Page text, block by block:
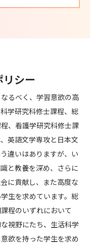
シー
るべく、学習意欲の高
学研究科修士課程、総
、看護学研究科修士課
英語文学専攻と日本文
違いはありますが、い
と教養を深め、さらに
に貢献し、また高度な
生を求めています。総
程のいずれにおいて
視野にたち、生活科学
欲を持った学生を求め